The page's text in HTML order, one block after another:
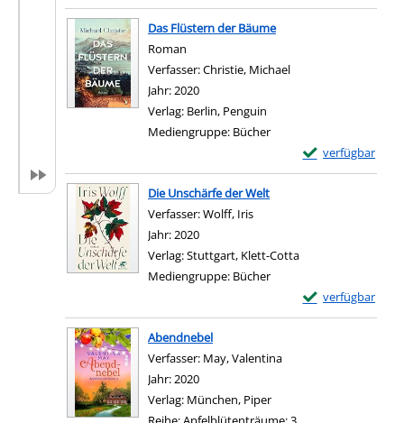
Zum Download
Das Flüstern der Bäume
Roman
Verfasser:Christie, Michael
Jahr:2020
Verlag: Berlin, Penguin
Mediengruppe: Bücher
verfügbar
Exemplar-Details
Zum Download
Die Unschärfe der Welt
Verfasser:Wolff, Iris
Jahr:2020
Verlag:Stuttgart, Klett-Cotta
Mediengruppe: Bücher
verfügbar
Exemplar-Details
Zum Download
Abendnebel
Verfasser: May, Valentina
Jahr:2020
Verlag: München, Piper